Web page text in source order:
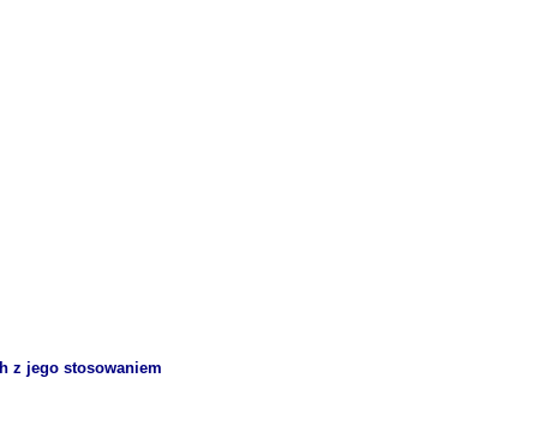
z jego stosowaniem